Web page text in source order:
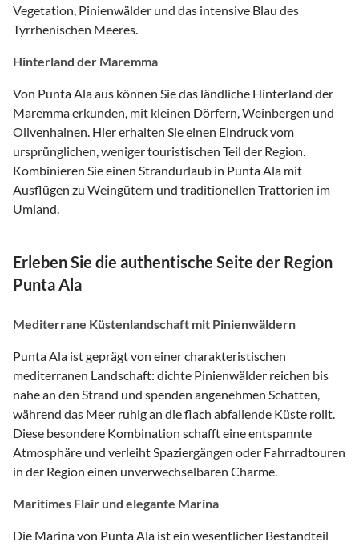
Vegetation, Pinienwälder und das intensive Blau des
Tyrrhenischen Meeres.
Hinterland der Maremma
Von Punta Ala aus können Sie das ländliche Hinterland der
Maremma erkunden, mit kleinen Dörfern, Weinbergen und
Olivenhainen. Hier erhalten Sie einen Eindruck vom
ursprünglichen, weniger touristischen Teil der Region.
Kombinieren Sie einen Strandurlaub in Punta Ala mit
Ausflügen zu Weingütern und traditionellen Trattorien im
Umland.
Erleben Sie die authentische Seite der Region
Punta Ala
Mediterrane Küstenlandschaft mit Pinienwäldern
Punta Ala ist geprägt von einer charakteristischen
mediterranen Landschaft: dichte Pinienwälder reichen bis
nahe an den Strand und spenden angenehmen Schatten,
während das Meer ruhig an die flach abfallende Küste rollt.
Diese besondere Kombination schafft eine entspannte
Atmosphäre und verleiht Spaziergängen oder Fahrradtouren
in der Region einen unverwechselbaren Charme.
Maritimes Flair und elegante Marina
Die Marina von Punta Ala ist ein wesentlicher Bestandteil